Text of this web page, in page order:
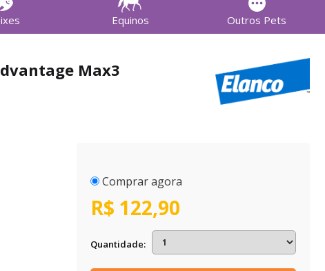
Equinos Outros Pets
Max3
Comprar agora
R$ 122,90
Quantidade